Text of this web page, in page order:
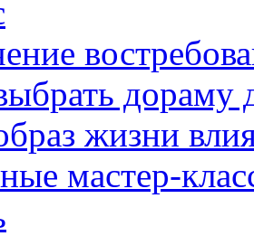
дораму
жизни
мастер-